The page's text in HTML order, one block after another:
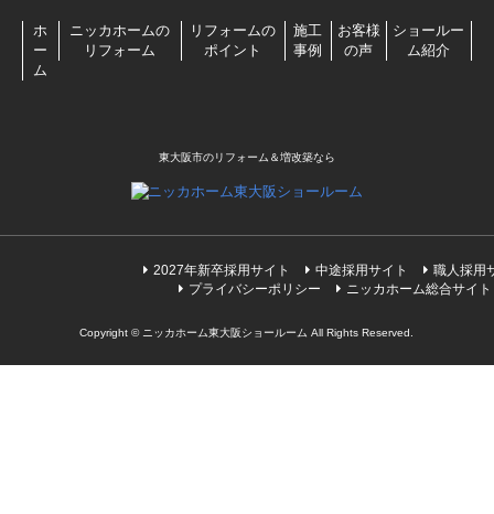
ホ
ー
ム
ニッカホームの
リフォーム
リフォームの
ポイント
施工
事例
お客様
の声
ショールー
ム紹介
東大阪市のリフォーム＆増改築なら
2027年新卒採用サイト 中途採用サイト
職人採用
プライバシーポリシー
ニッカホーム総合サイト
Copyright © ニッカホーム東大阪ショールーム All Rights Reserved.